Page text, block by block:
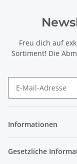
Freu dich auf
Sortiment! Die
Informationen
Gesetzliche